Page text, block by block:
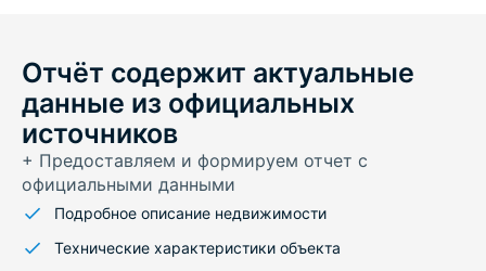
Отчёт содержит актуальные
данные из официальных
источников
+ Предоставляем и формируем отчет с
официальными данными
Подробное описание недвижимости
Технические характеристики объекта